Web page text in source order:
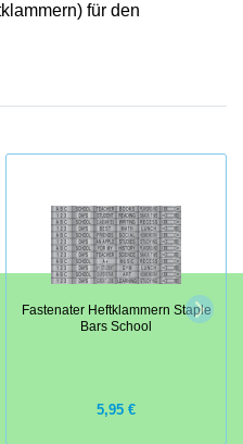
für den
Fastenater Heftklammern Staple
Bars School
5,95 €